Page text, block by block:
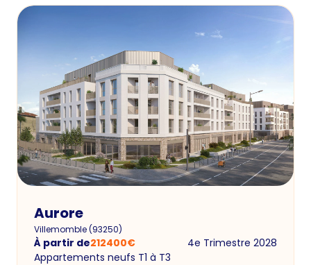
Aurore
Villemomble(93250)
À partir de212400€
4e Trimestre 2028
Appartements neufs T1 à T3